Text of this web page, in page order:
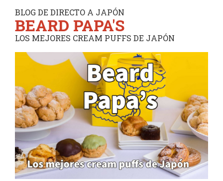
SEGUROS
BLOG DE DIRECTO A JAPÓN
BEARD PAPA'S
LOS MEJORES CREAM PUFFS DE JAPÓN
DESTINOS
RUTAS / MAPAS
CULTURA
RESTAURANTES
SEGUROS
ARRAY